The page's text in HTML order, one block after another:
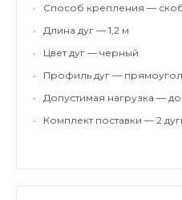
•
Способ крепления —
•
Длина дуг — 1,2 м
•
Цвет дуг — черный
•
Профиль дуг —
•
Допустимая нагрузка — до
•
Комплект поставки — 2